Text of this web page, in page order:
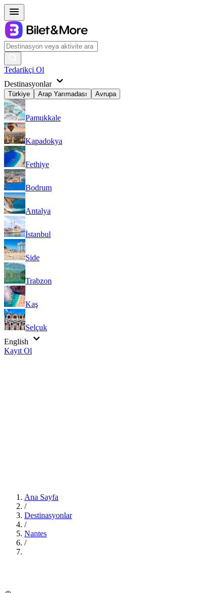
Tedarikçi Ol
Destinasyonlar
Türkiye Arap Yarımadası Avrupa
Pamukkale
Kapadokya
Fethiye
Bodrum
Antalya
İstanbul
Side
Trabzon
Kaş
Selçuk
English
Kayıt Ol
Ana Sayfa
/
Destinasyonlar
/
Nantes
/